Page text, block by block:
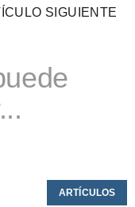
SIGUIENTE
ARTÍCULOS